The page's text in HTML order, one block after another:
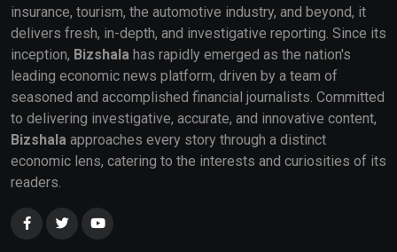
insurance, tourism, the automotive industry, and beyond, it
delivers fresh, in-depth, and investigative reporting. Since its
inception, Bizshala has rapidly emerged as the nation's
leading economic news platform, driven by a team of
seasoned and accomplished financial journalists. Committed
to delivering investigative, accurate, and innovative content,
Bizshala approaches every story through a distinct
economic lens, catering to the interests and curiosities of its
readers.